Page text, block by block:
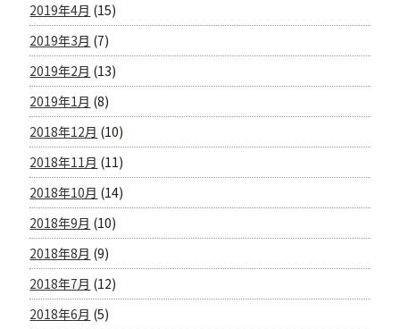
2019年4月 (15)
2019年3月 (7)
2019年2月 (13)
2019年1月 (8)
2018年12月 (10)
2018年11月 (11)
2018年10月 (14)
2018年9月 (10)
2018年8月 (9)
2018年7月 (12)
2018年6月 (5)